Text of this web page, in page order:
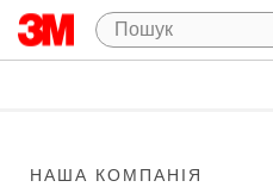
НАША КОМПАНІЯ